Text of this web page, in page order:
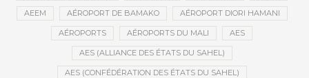
AEEM AÉROPORT DE BAMAKO AÉROPORT DIORI HAMANI
AÉROPORTS AÉROPORTS DU MALI AES
AES (ALLIANCE DES ÉTATS DU SAHEL)
AES (CONFÉDÉRATION DES ÉTATS DU SAHEL)